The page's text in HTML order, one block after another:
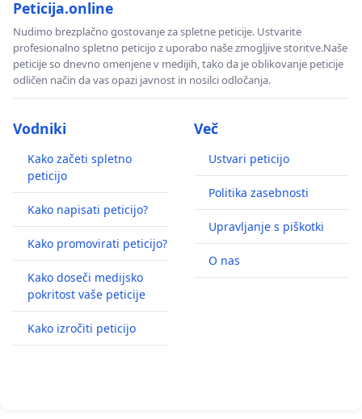
Peticija.online
Nudimo brezplačno gostovanje za spletne peticije. Ustvarite
profesionalno spletno peticijo z uporabo naše zmogljive storitve.Naše
peticije so dnevno omenjene v medijih, tako da je oblikovanje peticije
odličen način da vas opazi javnost in nosilci odločanja.
Vodniki
Kako začeti spletno
peticijo
Kako napisati peticijo?
Kako promovirati peticijo?
Kako doseči medijsko
pokritost vaše peticije
Kako izročiti peticijo
Več
Ustvari peticijo
Politika zasebnosti
Upravljanje s piškotki
O nas